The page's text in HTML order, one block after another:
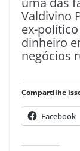
Valdivino
ex-
dinheiro
negócios
Compartilhe
Facebook